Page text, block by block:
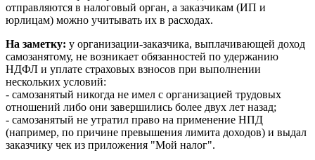
отправляются в налоговый орган, а заказчикам (ИП и
юрлицам) можно учитывать их в расходах.
На заметку: у организации-заказчика, выплачивающей доход
самозанятому, не возникает обязанностей по удержанию
НДФЛ и уплате страховых взносов при выполнении
нескольких условий:
- самозанятый никогда не имел с организацией трудовых
отношений либо они завершились более двух лет назад;
- самозанятый не утратил право на применение НПД
(например, по причине превышения лимита доходов) и выдал
заказчику чек из приложения "Мой налог".